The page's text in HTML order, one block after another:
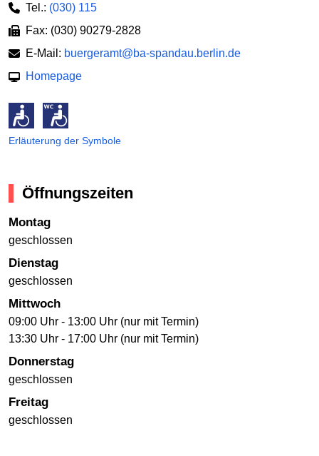
Tel.: (030) 115
Fax: (030) 90279-2828
E-Mail: buergeramt@ba-spandau.berlin.de
Homepage
Erläuterung der Symbole
Öffnungszeiten
Montag
geschlossen
Dienstag
geschlossen
Mittwoch
09:00 Uhr - 13:00 Uhr (nur mit Termin)
13:30 Uhr - 17:00 Uhr (nur mit Termin)
Donnerstag
geschlossen
Freitag
geschlossen